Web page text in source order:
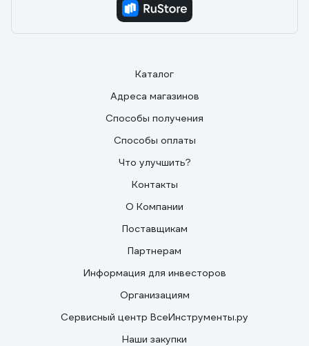
Каталог
Адреса магазинов
Способы получения
Способы оплаты
Что улучшить?
Контакты
О Компании
Поставщикам
Партнерам
Информация для инвесторов
Организациям
Сервисный центр ВсеИнструменты.ру
Наши закупки